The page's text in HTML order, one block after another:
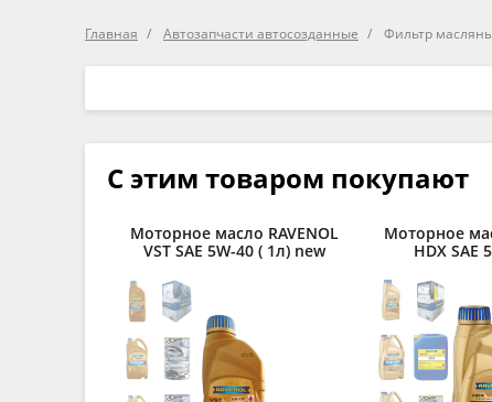
Главная Автозапчасти автосозданные Фильтр
С этим товаром покупают
Моторное масло RAVENOL
VST SAE 5W-40 ( 1л) new
Моторное
HDX SAE